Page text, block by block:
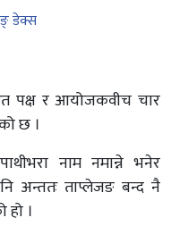
डेक्स
पक्ष र आयोजकवीच चार
छ ।
नाम नमान्ने भनेर
अन्ततः ताप्लेजङ बन्द नै
।